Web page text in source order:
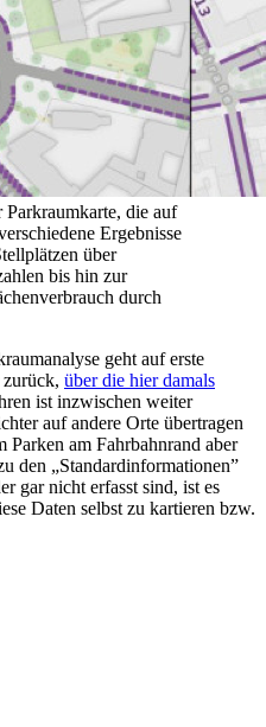
die auf
Ergebnisse
über
bis hin zur
durch
geht auf erste
über die hier damals
ist inzwischen weiter
auf andere Orte übertragen
am Fahrbahnrand aber
den „Standardinformationen”
gar nicht erfasst sind, ist es
Daten selbst zu kartieren bzw.